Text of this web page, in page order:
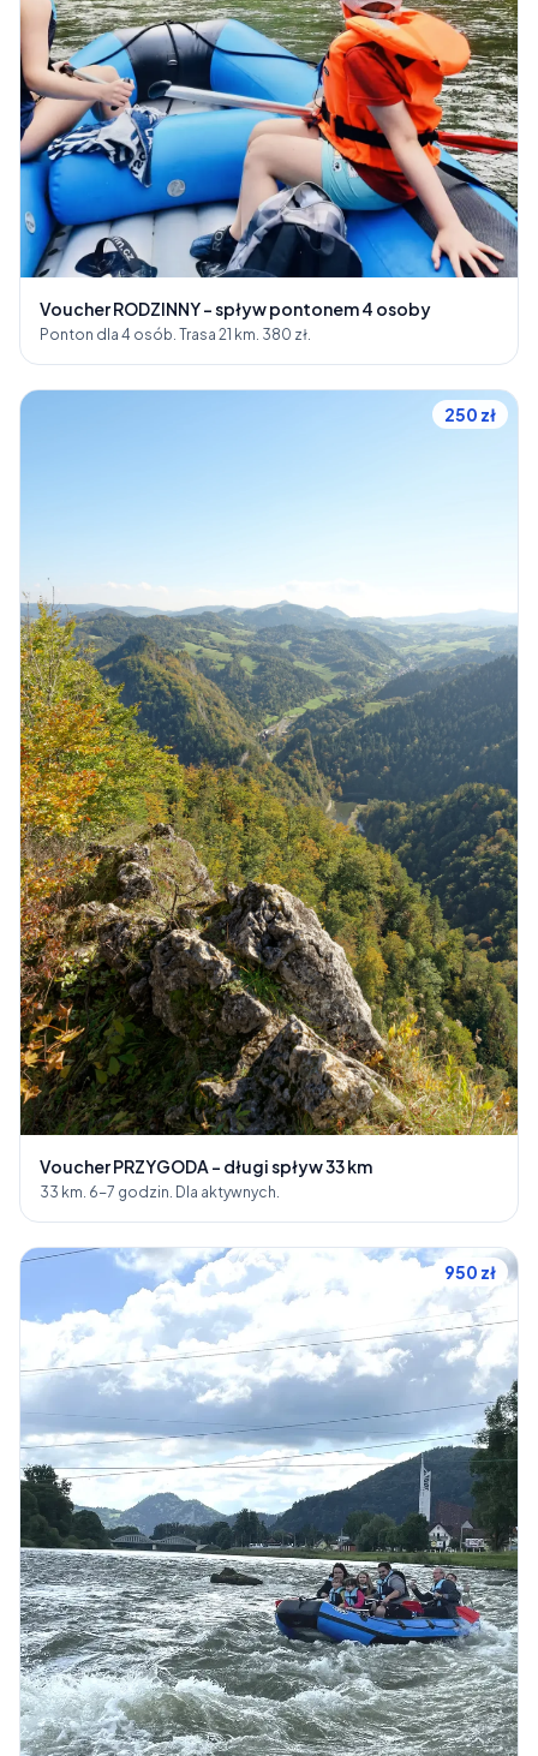
Voucher RODZINNY - spływ pontonem 4 osoby
Ponton dla 4 osób. Trasa 21 km. 380 zł.
250 zł
Voucher PRZYGODA - długi spływ 33 km
33 km. 6-7 godzin. Dla aktywnych.
950 zł